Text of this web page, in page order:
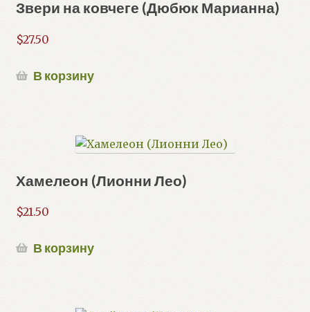
Звери на ковчеге (Дюбюк Марианна)
$27.50
В корзину
Хамелеон (Лионни Лео)
$21.50
В корзину